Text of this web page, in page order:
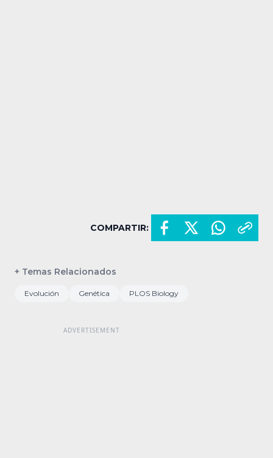
COMPARTIR:
+ Temas Relacionados
Evolución Genética PLOS Biology